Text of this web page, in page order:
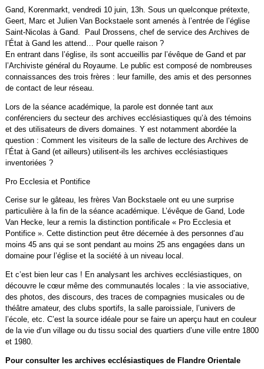
Gand, Korenmarkt, vendredi 10 juin, 13h. Sous un quelconque prétexte,
Geert, Marc et Julien Van Bockstaele sont amenés à l’entrée de l’église
Saint-Nicolas à Gand. Paul Drossens, chef de service des Archives de
l’État à Gand les attend… Pour quelle raison ?
En entrant dans l’église, ils sont accueillis par l’évêque de Gand et par
l’Archiviste général du Royaume. Le public est composé de nombreuses
connaissances des trois frères : leur famille, des amis et des personnes
de contact de leur réseau.
Lors de la séance académique, la parole est donnée tant aux
conférenciers du secteur des archives ecclésiastiques qu’à des témoins
et des utilisateurs de divers domaines. Y est notamment abordée la
question : Comment les visiteurs de la salle de lecture des Archives de
l’État à Gand (et ailleurs) utilisent-ils les archives ecclésiastiques
inventoriées ?
Pro Ecclesia et Pontifice
Cerise sur le gâteau, les frères Van Bockstaele ont eu une surprise
particulière à la fin de la séance académique. L’évêque de Gand, Lode
Van Hecke, leur a remis la distinction pontificale « Pro Ecclesia et
Pontifice ». Cette distinction peut être décernée à des personnes d’au
moins 45 ans qui se sont pendant au moins 25 ans engagées dans un
domaine pour l’église et la société à un niveau local.
Et c’est bien leur cas ! En analysant les archives ecclésiastiques, on
découvre le cœur même des communautés locales : la vie associative,
des photos, des discours, des traces de compagnies musicales ou de
théâtre amateur, des clubs sportifs, la salle paroissiale, l’univers de
l’école, etc. C’est la source idéale pour se faire un aperçu haut en couleur
de la vie d’un village ou du tissu social des quartiers d’une ville entre 1800
et 1980.
Pour consulter les archives ecclésiastiques de Flandre Orientale